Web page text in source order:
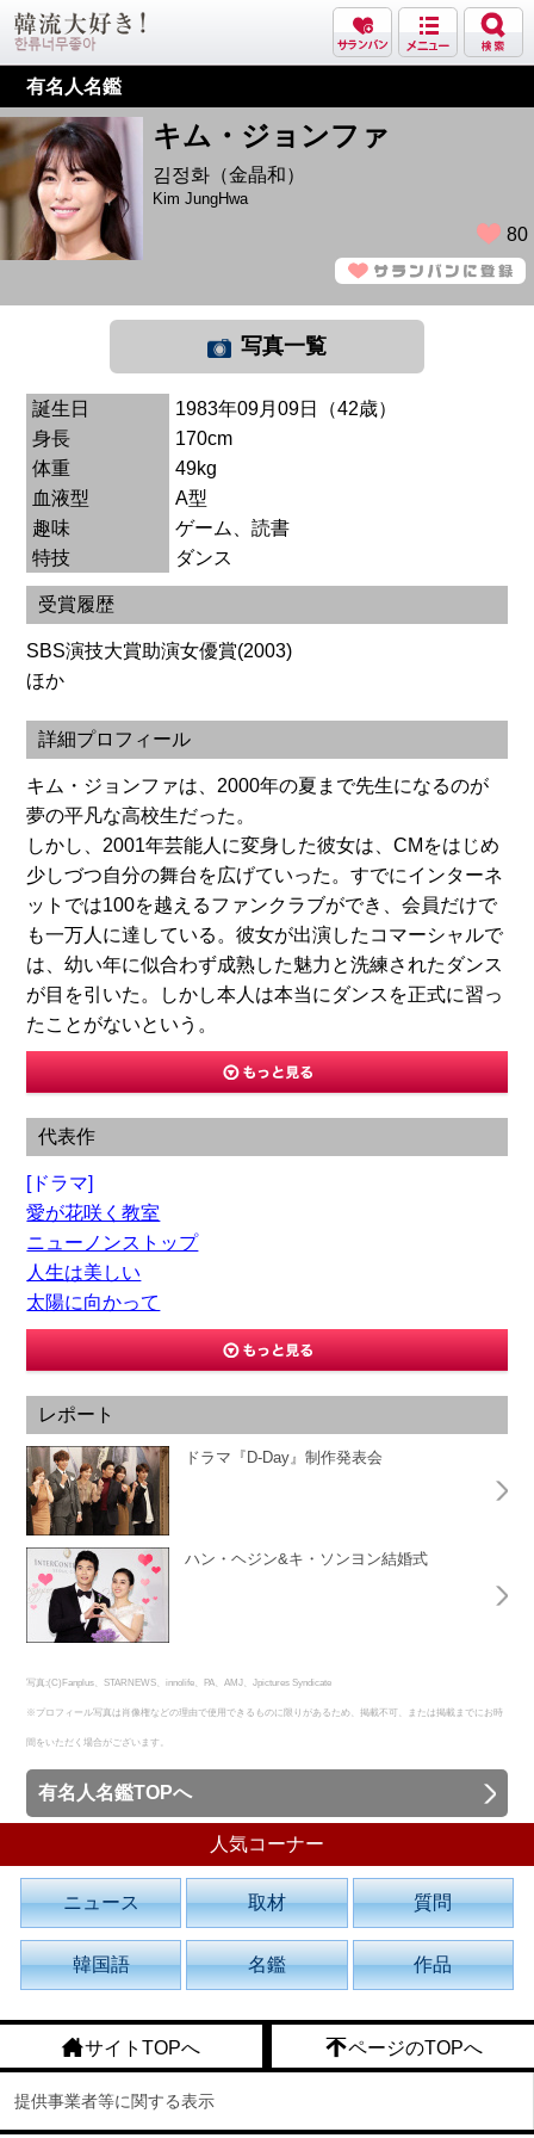
有名人名鑑
キム・ジョンファ
김정화（金晶和）
Kim JungHwa
80
写真一覧
誕生日
1983年09月09日（42歳）
身長
170cm
体重
49kg
血液型
A型
趣味
ゲーム、読書
特技
ダンス
受賞履歴
SBS演技大賞助演女優賞(2003)
ほか
詳細プロフィール
キム・ジョンファは、2000年の夏まで先生になるのが
夢の平凡な高校生だった。
しかし、2001年芸能人に変身した彼女は、CMをはじめ
少しづつ自分の舞台を広げていった。すでにインターネ
ットでは100を越えるファンクラブができ、会員だけで
も一万人に達している。彼女が出演したコマーシャルで
は、幼い年に似合わず成熟した魅力と洗練されたダンス
が目を引いた。しかし本人は本当にダンスを正式に習っ
たことがないという。
代表作
[ドラマ]
愛が花咲く教室
ニューノンストップ
人生は美しい
太陽に向かって
レポート
ドラマ『D-Day』制作発表会
ハン・ヘジン&キ・ソンヨン結婚式
写真:(C)Fanplus、STARNEWS、innolife、PA、AMJ、Jpictures Syndicate
※プロフィール写真は肖像権などの理由で使用できるものに限りがあるため、掲載不可、または掲載までにお時
間をいただく場合がございます。
有名人名鑑TOPへ
人気コーナー
ニュース 取材 質問
韓国語 名鑑 作品
サイトTOPへ ページのTOPへ
提供事業者等に関する表示